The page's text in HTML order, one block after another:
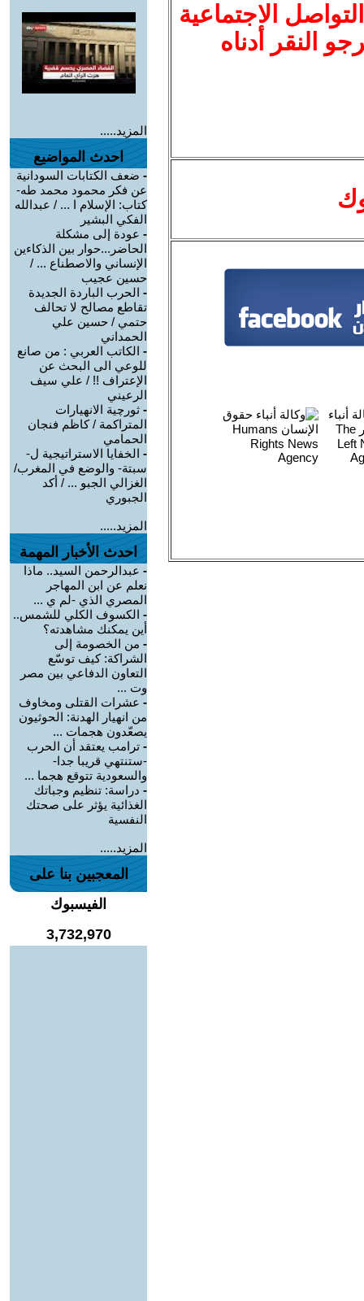
الاجتماعية
النقر أدناه
المزيد.....
احدث المواضيع
- ضعف الكتابات السودانية
عن فكر محمود محمد طه-
كتاب: الإسلام ا ... / عبدالله
الفكي البشير
- عودة إلى مشكلة
الحاضر...حوار بين الذكاءين
الإنساني والاصطناع ... /
حسين عجيب
- الحرب الباردة الجديدة
تقاطع مصالح لا تحالف
حتمي / حسين علي
الحمداني
- الكاتب العربي : من صانع
للوعي الى البحث عن
الإعتراف !! / علي سيف
الرعيني
- ثورچية الانهيارات
المتراكمة / كاظم فنجان
الحمامي
- الخفايا الاستراتيجية ل-
سبتة- والوضع في المغرب/
الغزالي الجبو ... / أكد
الجبوري
المزيد.....
احدث الأخبار المهمة
- عبدالرحمن السيد.. ماذا
نعلم عن ابن المهاجر
المصري الذي -لم ي ...
- الكسوف الكلي للشمس..
أين يمكنك مشاهدته؟
- من الخصومة إلى
الشراكة: كيف توسّع
التعاون الدفاعي بين مصر
وت ...
- عشرات القتلى ومخاوف
من انهيار الهدنة: الحوثيون
يصعّدون هجمات ...
- ترامب يعتقد أن الحرب
-ستنتهي قريبا جدا-
والسعودية تتوقع هجما ...
- دراسة: تنظيم وجباتك
الغذائية يؤثر على صحتك
النفسية
المزيد.....
المعجبين بنا على
الفيسبوك
3,732,970